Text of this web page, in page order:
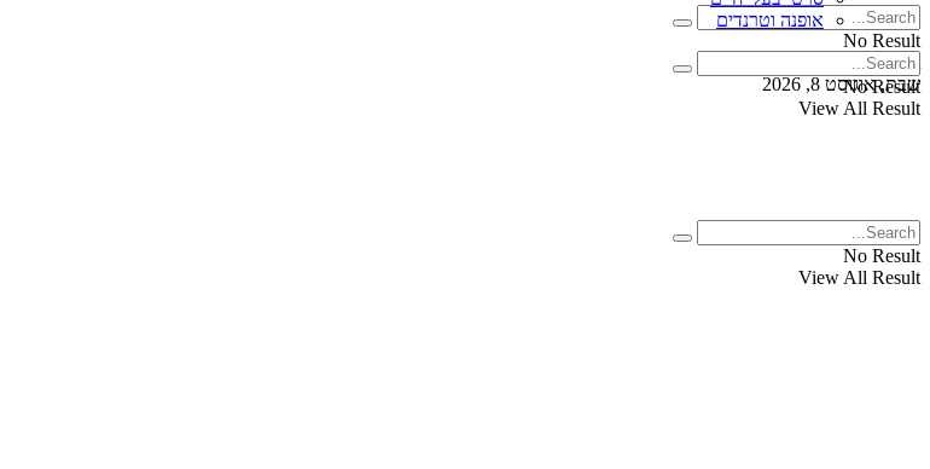
No Result
View All Result
שבת, אוגוסט 8, 2026
אופנה וטרנדים
No Result
View All Result
No Result
View All Result